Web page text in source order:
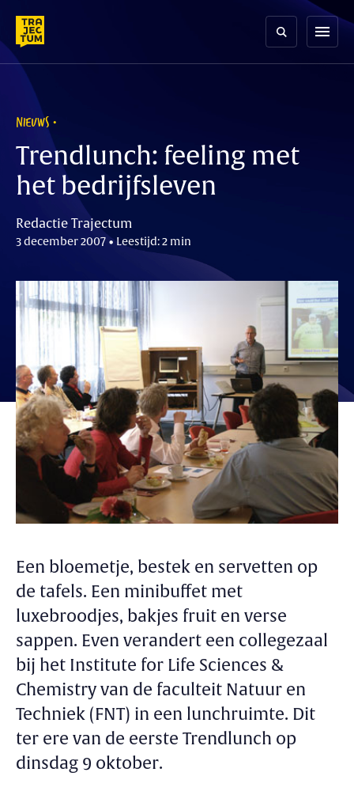
content
menu
NIEUWS
Trendlunch: feeling met
het bedrijfsleven
Redactie Trajectum
3 december 2007 • Leestijd: 2 min
Een bloemetje, bestek en servetten op
de tafels. Een minibuffet met
luxebroodjes, bakjes fruit en verse
sappen. Even verandert een collegezaal
bij het Institute for Life Sciences &
Chemistry van de faculteit Natuur en
Techniek (FNT) in een lunchruimte. Dit
ter ere van de eerste Trendlunch op
dinsdag 9 oktober.